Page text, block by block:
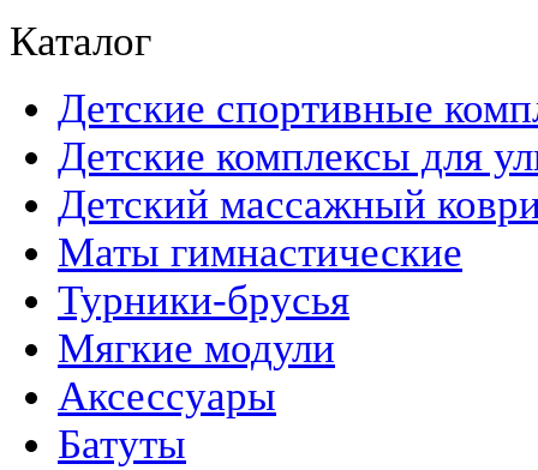
Каталог
Детские спортивные
Детские комплексы для
Детский массажный
Маты гимнастические
Турники-брусья
Мягкие модули
Аксессуары
Батуты